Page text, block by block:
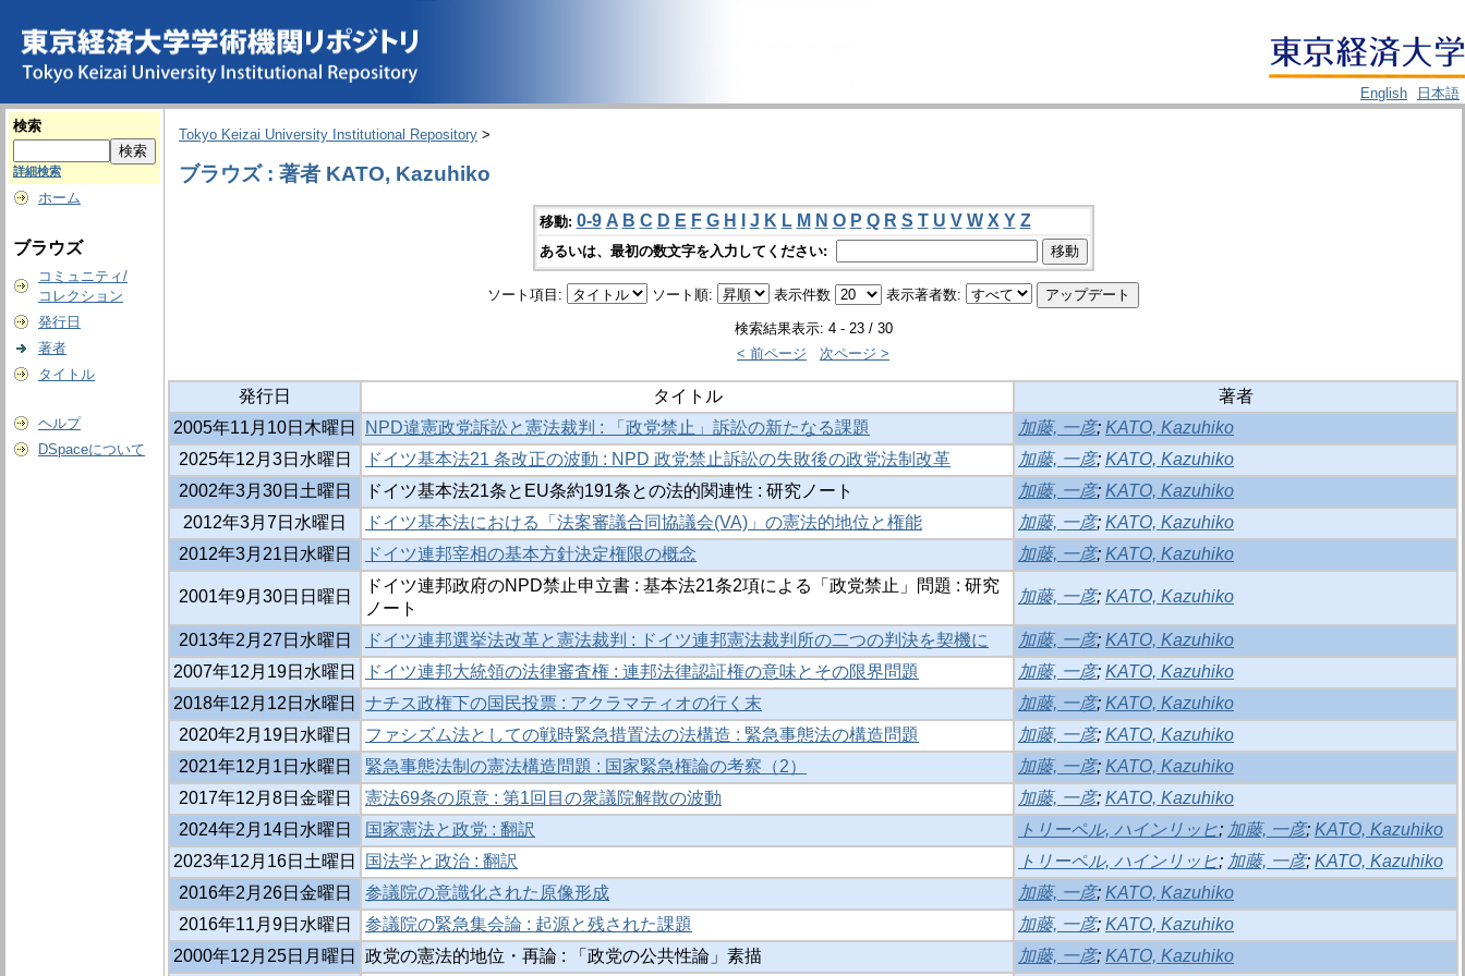
English
日本語
検索
詳細検索
ホーム
ブラウズ
コミュニティ/
コレクション
発行日
著者
タイトル
ヘルプ
DSpaceについて
Tokyo Keizai University Institutional Repository >
ブラウズ : 著者 KATO, Kazuhiko
移動: 0-9 A B C D E F G H J K L M N O P Q R S T U V W X Y Z
あるいは、最初の数文字を入力してください:
ソート項目: ソート順: 表示件数 表示著者数:
検索結果表示: 4 - 23 / 30
< 前ページ
次ページ >
発行日 タイトル
著者
2005年11月10日木曜日
NPD違憲政党訴訟と憲法裁判 : 「政党禁止」訴訟の新たなる課題 加藤, 一彦; KATO, Kazuhiko
2025年12月3日水曜日
ドイツ基本法21 条改正の波動 : NPD 政党禁止訴訟の失敗後の政党法制改革 加藤, 一彦; KATO, Kazuhiko
2002年3月30日土曜日
ドイツ基本法21条とEU条約191条との法的関連性 : 研究ノート 加藤, 一彦; KATO, Kazuhiko
2012年3月7日水曜日
ドイツ基本法における「法案審議合同協議会(VA)」の憲法的地位と権能 加藤, 一彦; KATO, Kazuhiko
2012年3月21日水曜日
ドイツ連邦宰相の基本方針決定権限の概念 加藤, 一彦; KATO, Kazuhiko
2001年9月30日日曜日
ドイツ連邦政府のNPD禁止申立書 : 基本法21条2項による「政党禁止」問題 : 研究
ノート
加藤, 一彦; KATO, Kazuhiko
2013年2月27日水曜日 ドイツ連邦選挙法改革と憲法裁判 : ドイツ連邦憲法裁判所の二つの判決を契機に 加藤, 一彦; KATO, Kazuhiko
2007年12月19日水曜日
ドイツ連邦大統領の法律審査権 : 連邦法律認証権の意味とその限界問題 加藤, 一彦; KATO, Kazuhiko
2018年12月12日水曜日
ナチス政権下の国民投票 : アクラマティオの行く末 加藤, 一彦; KATO, Kazuhiko
2020年2月19日水曜日
ファシズム法としての戦時緊急措置法の法構造 : 緊急事態法の構造問題 加藤, 一彦; KATO, Kazuhiko
2021年12月1日水曜日
緊急事態法制の憲法構造問題 : 国家緊急権論の考察（2） 加藤, 一彦; KATO, Kazuhiko
2017年12月8日金曜日
憲法69条の原意 : 第1回目の衆議院解散の波動 加藤, 一彦; KATO, Kazuhiko
2024年2月14日水曜日
国家憲法と政党 : 翻訳 トリーペル, ハインリッヒ; 加藤, 一彦; KATO, Kazuhiko
2023年12月16日土曜日
国法学と政治 : 翻訳 トリーペル, ハインリッヒ; 加藤, 一彦; KATO, Kazuhiko
2016年2月26日金曜日
参議院の意識化された原像形成 加藤, 一彦; KATO, Kazuhiko
2016年11月9日水曜日
参議院の緊急集会論 : 起源と残された課題 加藤, 一彦; KATO, Kazuhiko
2000年12月25日月曜日
政党の憲法的地位・再論 : 「政党の公共性論」素描 加藤, 一彦; KATO, Kazuhiko